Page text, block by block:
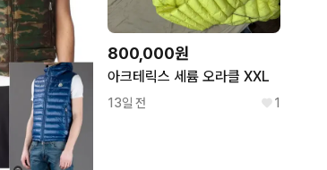
800,000원
아크테릭스 세륨 오라클 XXL
13일 전 1